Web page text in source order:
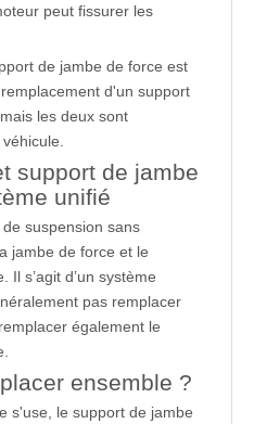
peut fissurer les
de jambe de force est
d'un support
les deux sont
support de jambe
unifié
suspension sans
jambe de force et le
s’agit d’un système
pas remplacer
également le
ensemble ?
s'use, le support de jambe